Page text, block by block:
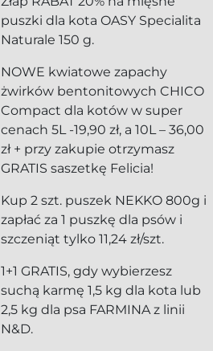
puszki dla kota OASY Specialita
Naturale 150 g.
NOWE kwiatowe zapachy
żwirków bentonitowych CHICO
Compact dla kotów w super
cenach 5L -19,90 zł, a 10L – 36,00
zł + przy zakupie otrzymasz
GRATIS saszetkę Felicia!
Kup 2 szt. puszek NEKKO 800g i
zapłać za 1 puszkę dla psów i
szczeniąt tylko 11,24 zł/szt.
1+1 GRATIS, gdy wybierzesz
suchą karmę 1,5 kg dla kota lub
2,5 kg dla psa FARMINA z linii
N&D.